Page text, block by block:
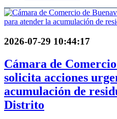
2026-07-29 10:44:17
Cámara de
solicita acciones
acumulación de
Distrito